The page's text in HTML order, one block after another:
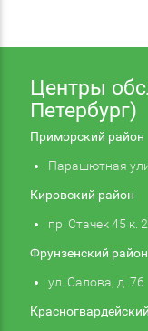
Центры
Петербург)
Приморский район
Парашютная
Кировский район
пр. Стачек 45 к. 2
Фрунзенский район
ул. Салова, д. 76